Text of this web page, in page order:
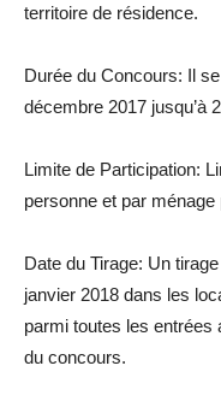
territoire de résidence.
Durée du Concours: Il
décembre 2017 jusqu’à
Limite de Participation:
personne et par ménage
Date du Tirage: Un
janvier 2018 dans les
parmi toutes les entrées
du concours.